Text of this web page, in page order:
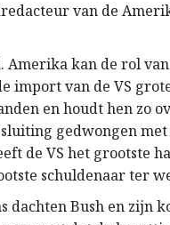
van de
kan de rol
import van de VS
en houdt hen zo
gedwongen met
de VS het grootste
schuldenaar ter
dachten Bush en zijn